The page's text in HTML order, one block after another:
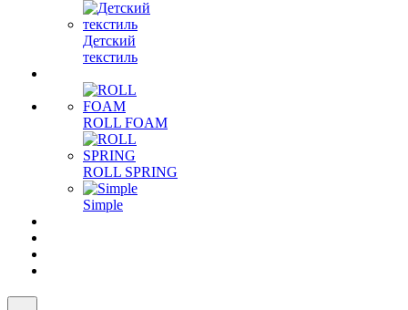
Детский
текстиль
ROLL FOAM
ROLL SPRING
Simple